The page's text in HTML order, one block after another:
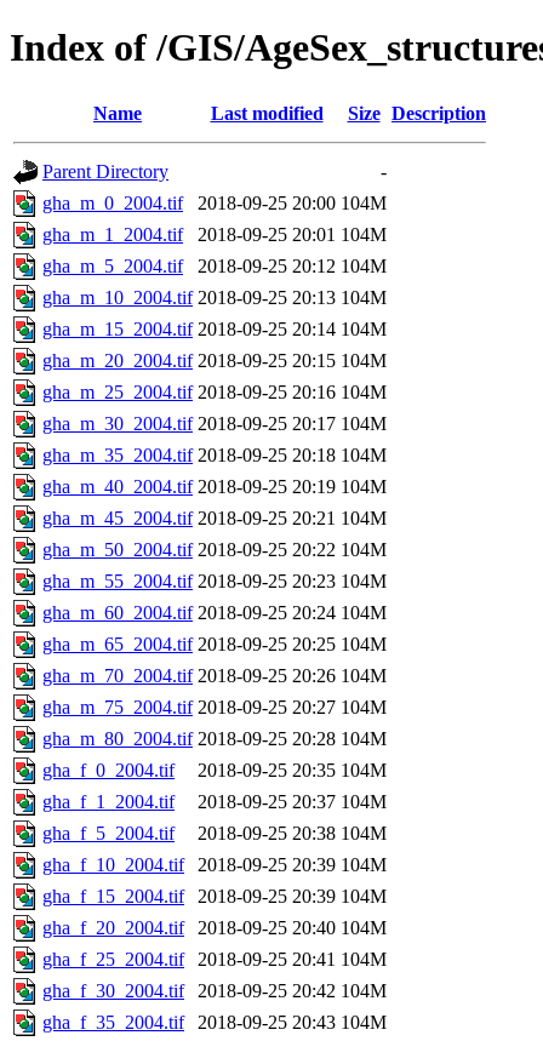
Index of /GIS/
Name Last modified Size Description
Parent Directory
-
gha_m_0_2004.tif
2018-09-25 20:00 104M
gha_m_1_2004.tif
2018-09-25 20:01 104M
gha_m_5_2004.tif
2018-09-25 20:12 104M
gha_m_10_2004.tif 2018-09-25 20:13 104M
gha_m_15_2004.tif 2018-09-25 20:14 104M
gha_m_20_2004.tif 2018-09-25 20:15 104M
gha_m_25_2004.tif 2018-09-25 20:16 104M
gha_m_30_2004.tif 2018-09-25 20:17 104M
gha_m_35_2004.tif 2018-09-25 20:18 104M
gha_m_40_2004.tif 2018-09-25 20:19 104M
gha_m_45_2004.tif 2018-09-25 20:21 104M
gha_m_50_2004.tif 2018-09-25 20:22 104M
gha_m_55_2004.tif 2018-09-25 20:23 104M
gha_m_60_2004.tif 2018-09-25 20:24 104M
gha_m_65_2004.tif 2018-09-25 20:25 104M
gha_m_70_2004.tif 2018-09-25 20:26 104M
gha_m_75_2004.tif 2018-09-25 20:27 104M
gha_m_80_2004.tif 2018-09-25 20:28 104M
gha_f_0_2004.tif
2018-09-25 20:35 104M
gha_f_1_2004.tif
2018-09-25 20:37 104M
gha_f_5_2004.tif
2018-09-25 20:38 104M
gha_f_10_2004.tif
2018-09-25 20:39 104M
gha_f_15_2004.tif
2018-09-25 20:39 104M
gha_f_20_2004.tif
2018-09-25 20:40 104M
gha_f_25_2004.tif
2018-09-25 20:41 104M
gha_f_30_2004.tif
2018-09-25 20:42 104M
gha_f_35_2004.tif
2018-09-25 20:43 104M